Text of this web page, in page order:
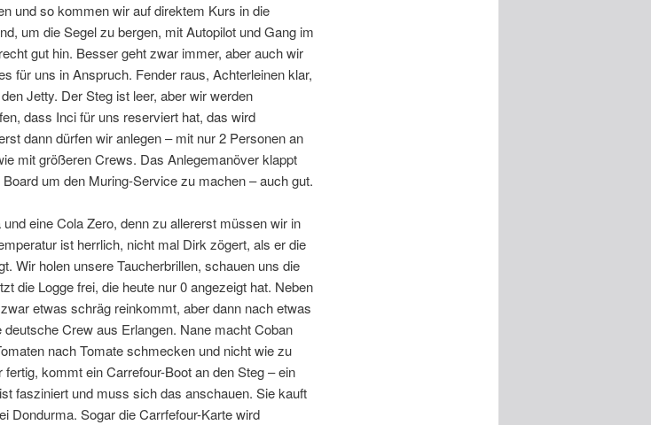
und so kommen wir auf direktem Kurs in die
um die Segel zu bergen, mit Autopilot und Gang im
gut hin. Besser geht zwar immer, aber auch wir
für uns in Anspruch. Fender raus, Achterleinen klar,
Jetty. Der Steg ist leer, aber wir werden
dass Inci für uns reserviert hat, das wird
dann dürfen wir anlegen – mit nur 2 Personen an
mit größeren Crews. Das Anlegemanöver klappt
um den Muring-Service zu machen – auch gut.
eine Cola Zero, denn zu allererst müssen wir in
ist herrlich, nicht mal Dirk zögert, als er die
Wir holen unsere Taucherbrillen, schauen uns die
die Logge frei, die heute nur 0 angezeigt hat. Neben
etwas schräg reinkommt, aber dann nach etwas
Crew aus Erlangen. Nane macht Coban
nach Tomate schmecken und nicht wie zu
kommt ein Carrefour-Boot an den Steg – ein
fasziniert und muss sich das anschauen. Sie kauft
Dondurma. Sogar die Carrfefour-Karte wird